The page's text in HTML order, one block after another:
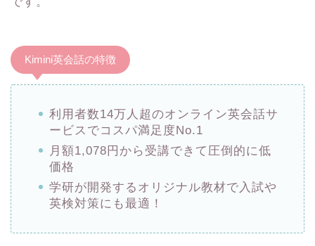
Kimini英会話の特徴
利用者数14万人超のオンライン英会話サ
ービスでコスパ満足度No.1
月額1,078円から受講できて圧倒的に低
価格
学研が開発するオリジナル教材で入試や
英検対策にも最適！